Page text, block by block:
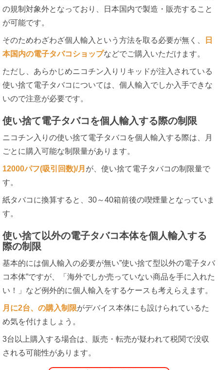
の規制対象外となっており、日本国内で製造・販売すること
が可能です。
そのためわざわざ個人輸入という方法を取る必要が無く、
日
本国内の電子タバコショップなどでご購入いただけます。
ただし、あらかじめニコチン入りリキッドが注入されている
使い捨て電子タバコについては、個人輸入でしか入手できな
いので注意が必要です。
使い捨て電子タバコを個人輸入する際の制限
ニコチン入りの使い捨て電子タバコを個人輸入する際は、月
ごとに購入可能な制限量があります。
12000パフ(吸引回数)/月 が、使い捨て電子タバコの制限量で
す。
紙タバコに換算すると、30～40箱前後の喫煙量となっていま
す。
使い捨て以外の電子タバコ本体を個人輸入する
際の制限
基本的には個人輸入の必要が無い”使い捨て型以外の電子タバ
コ本体”ですが、「海外でしか売っていない商品を手に入れた
い！」など例外的に個人輸入をするケースも考えらえます。
月に2台、の購入制限がデバイス本体にも設けられているた
め気を付けましょう。
3台以上購入する場合は、販売・転売が疑われて税関で没収
される可能性があります。